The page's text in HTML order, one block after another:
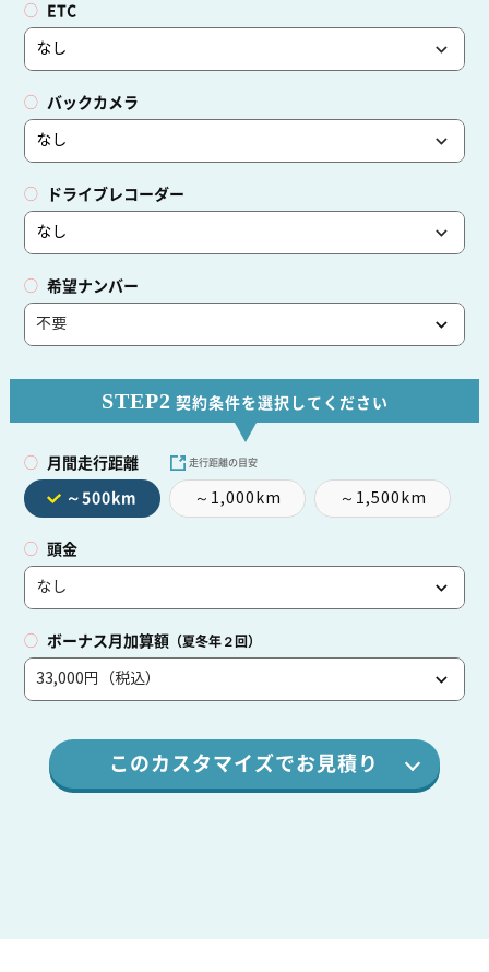
ETC
バックカメラ
ドライブレコーダー
希望ナンバー
STEP2 契約条件を選択してください
月間走行距離 走行距離の目安
～500km ～1,000km ～1,500km
頭金
ボーナス月加算額 （夏冬年２回）
このカスタマイズでお見積り